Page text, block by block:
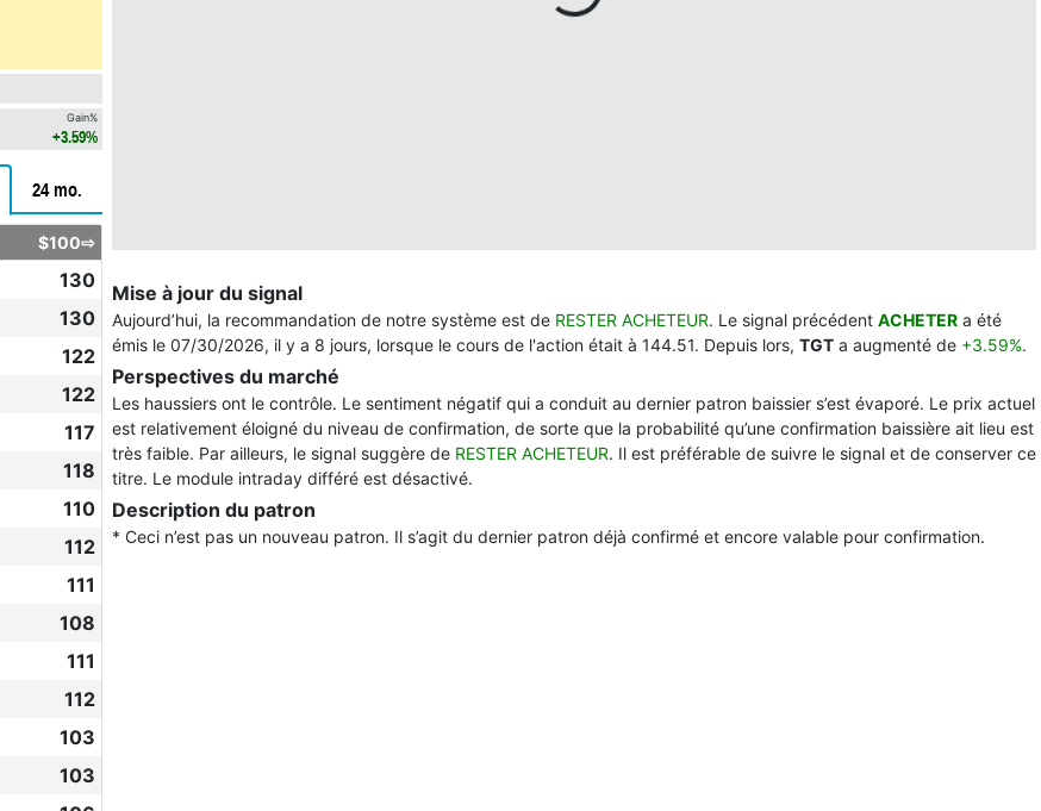
Gain%
+3.59%
24 mo.
$100⇨
130
130
122
122
117
118
110
112
111
108
111
112
103
103
Mise à jour du signal
Aujourd’hui, la recommandation de notre système est de RESTER ACHETEUR. Le signal précédent ACHETER a été
émis le 07/30/2026, il y a 8 jours, lorsque le cours de l'action était à 144.51. Depuis lors, TGT a augmenté de +3.59%.
Perspectives du marché
Les haussiers ont le contrôle. Le sentiment négatif qui a conduit au dernier patron baissier s’est évaporé. Le prix actuel
est relativement éloigné du niveau de confirmation, de sorte que la probabilité qu’une confirmation baissière ait lieu est
très faible. Par ailleurs, le signal suggère de RESTER ACHETEUR. Il est préférable de suivre le signal et de conserver ce
titre. Le module intraday différé est désactivé.
Description du patron
* Ceci n’est pas un nouveau patron. Il s’agit du dernier patron déjà confirmé et encore valable pour confirmation.